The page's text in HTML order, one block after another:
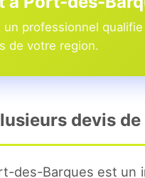
un professionnel
de votre region.
devis
des-Barques est un